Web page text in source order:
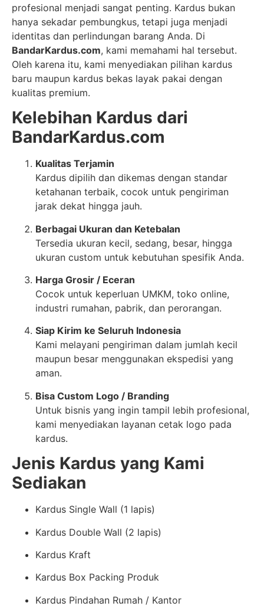
profesional menjadi sangat penting. Kardus bukan
hanya sekadar pembungkus, tetapi juga menjadi
identitas dan perlindungan barang Anda. Di
BandarKardus.com, kami memahami hal tersebut.
Oleh karena itu, kami menyediakan pilihan kardus
baru maupun kardus bekas layak pakai dengan
kualitas premium.
Kelebihan Kardus dari
BandarKardus.com
Kualitas Terjamin
Kardus dipilih dan dikemas dengan standar
ketahanan terbaik, cocok untuk pengiriman
jarak dekat hingga jauh.
Berbagai Ukuran dan Ketebalan
Tersedia ukuran kecil, sedang, besar, hingga
ukuran custom untuk kebutuhan spesifik Anda.
Harga Grosir / Eceran
Cocok untuk keperluan UMKM, toko online,
industri rumahan, pabrik, dan perorangan.
Siap Kirim ke Seluruh Indonesia
Kami melayani pengiriman dalam jumlah kecil
maupun besar menggunakan ekspedisi yang
aman.
Bisa Custom Logo / Branding
Untuk bisnis yang ingin tampil lebih profesional,
kami menyediakan layanan cetak logo pada
kardus.
Jenis Kardus yang Kami
Sediakan
Kardus Single Wall (1 lapis)
Kardus Double Wall (2 lapis)
Kardus Kraft
Kardus Box Packing Produk
Kardus Pindahan Rumah / Kantor